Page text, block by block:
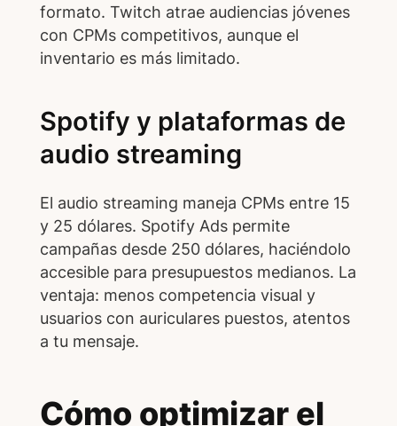
formato. Twitch atrae audiencias jóvenes
con CPMs competitivos, aunque el
inventario es más limitado.
Spotify y plataformas de
audio streaming
El audio streaming maneja CPMs entre 15
y 25 dólares. Spotify Ads permite
campañas desde 250 dólares, haciéndolo
accesible para presupuestos medianos. La
ventaja: menos competencia visual y
usuarios con auriculares puestos, atentos
a tu mensaje.
Cómo optimizar el